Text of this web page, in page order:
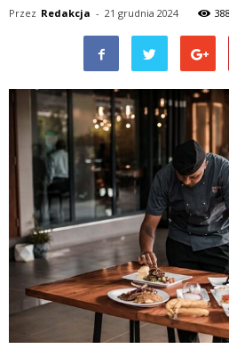
Przez Redakcja - 21 grudnia 2024 388